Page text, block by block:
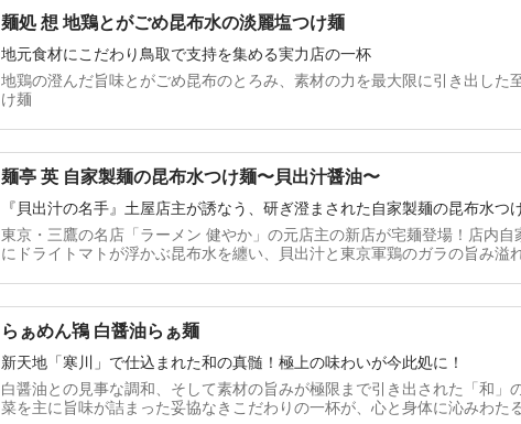
麺処 想 地鶏とがごめ昆布水の淡麗塩つけ麺
地元食材にこだわり鳥取で支持を集める実力店の一杯
地鶏の澄んだ旨味とがごめ昆布のとろみ、素材の力を最大限に引き出した
け麺
麺亭 英 自家製麺の昆布水つけ麺〜貝出汁醤油〜
『貝出汁の名手』土屋店主が誘なう、研ぎ澄まされた自家製麺の昆布水つ
東京・三鷹の名店「ラーメン 健やか」の元店主の新店が宅麺登場！店内自
にドライトマトが浮かぶ昆布水を纏い、貝出汁と東京軍鶏のガラの旨み溢
らぁめん鴇 白醤油らぁ麺
新天地「寒川」で仕込まれた和の真髄！極上の味わいが今此処に！
白醤油との見事な調和、そして素材の旨みが極限まで引き出された「和」
菜を主に旨味が詰まった妥協なきこだわりの一杯が、心と身体に沁みわたる